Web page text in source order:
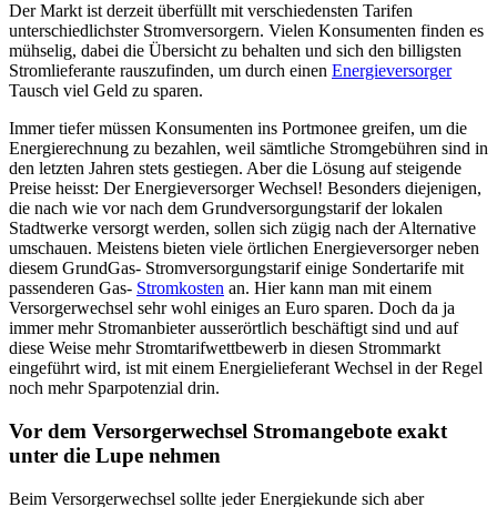
Der Markt ist derzeit überfüllt mit verschiedensten Tarifen
unterschiedlichster Stromversorgern. Vielen Konsumenten finden es
mühselig, dabei die Übersicht zu behalten und sich den billigsten
Stromlieferante rauszufinden, um durch einen Energieversorger
Tausch viel Geld zu sparen.
Immer tiefer müssen Konsumenten ins Portmonee greifen, um die
Energierechnung zu bezahlen, weil sämtliche Stromgebühren sind in
den letzten Jahren stets gestiegen. Aber die Lösung auf steigende
Preise heisst: Der Energieversorger Wechsel! Besonders diejenigen,
die nach wie vor nach dem Grundversorgungstarif der lokalen
Stadtwerke versorgt werden, sollen sich zügig nach der Alternative
umschauen. Meistens bieten viele örtlichen Energieversorger neben
diesem GrundGas- Stromversorgungstarif einige Sondertarife mit
passenderen Gas- Stromkosten an. Hier kann man mit einem
Versorgerwechsel sehr wohl einiges an Euro sparen. Doch da ja
immer mehr Stromanbieter ausserörtlich beschäftigt sind und auf
diese Weise mehr Stromtarifwettbewerb in diesen Strommarkt
eingeführt wird, ist mit einem Energielieferant Wechsel in der Regel
noch mehr Sparpotenzial drin.
Vor dem Versorgerwechsel Stromangebote exakt
unter die Lupe nehmen
Beim Versorgerwechsel sollte jeder Energiekunde sich aber